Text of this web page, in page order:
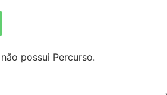
possui Percurso.